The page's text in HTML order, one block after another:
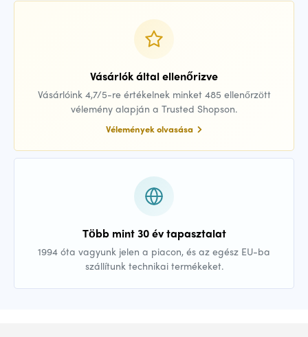
Vásárlók által ellenőrizve
Vásárlóink 4,7/5-re értékelnek minket 485 ellenőrzött
vélemény alapján a Trusted Shopson.
Vélemények olvasása
Több mint 30 év tapasztalat
1994 óta vagyunk jelen a piacon, és az egész EU-ba
szállítunk technikai termékeket.